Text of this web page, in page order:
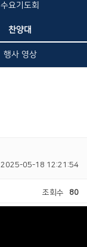
수요기도회
찬양대
행사 영상
2025-05-18 12:21:54
조회수 80